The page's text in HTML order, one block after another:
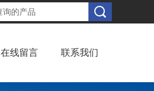
在线留言 联系我们